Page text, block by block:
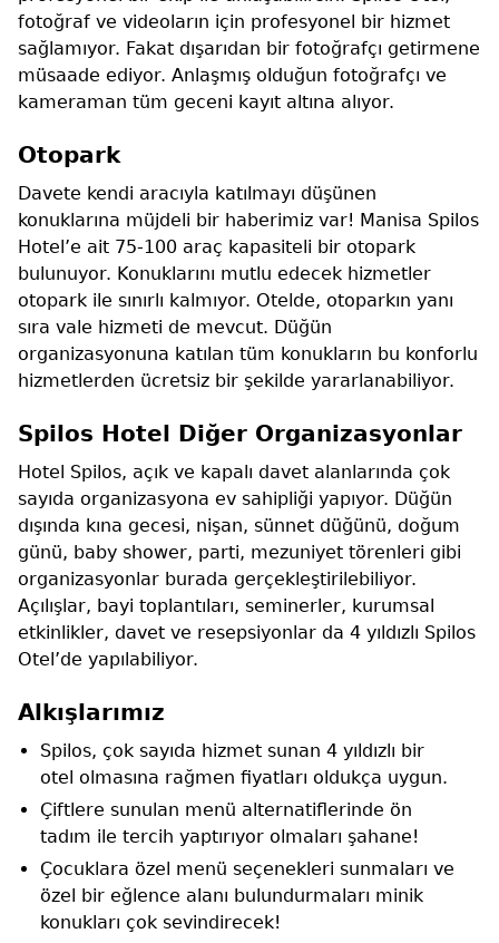
fotoğraf ve videoların için profesyonel bir hizmet
sağlamıyor. Fakat dışarıdan bir fotoğrafçı getirmene
müsaade ediyor. Anlaşmış olduğun fotoğrafçı ve
kameraman tüm geceni kayıt altına alıyor.
Otopark
Davete kendi aracıyla katılmayı düşünen
konuklarına müjdeli bir haberimiz var! Manisa Spilos
Hotel’e ait 75-100 araç kapasiteli bir otopark
bulunuyor. Konuklarını mutlu edecek hizmetler
otopark ile sınırlı kalmıyor. Otelde, otoparkın yanı
sıra vale hizmeti de mevcut. Düğün
organizasyonuna katılan tüm konukların bu konforlu
hizmetlerden ücretsiz bir şekilde yararlanabiliyor.
Spilos Hotel Diğer Organizasyonlar
Hotel Spilos, açık ve kapalı davet alanlarında çok
sayıda organizasyona ev sahipliği yapıyor. Düğün
dışında kına gecesi, nişan, sünnet düğünü, doğum
günü, baby shower, parti, mezuniyet törenleri gibi
organizasyonlar burada gerçekleştirilebiliyor.
Açılışlar, bayi toplantıları, seminerler, kurumsal
etkinlikler, davet ve resepsiyonlar da 4 yıldızlı Spilos
Otel’de yapılabiliyor.
Alkışlarımız
Spilos, çok sayıda hizmet sunan 4 yıldızlı bir
otel olmasına rağmen fiyatları oldukça uygun.
Çiftlere sunulan menü alternatiflerinde ön
tadım ile tercih yaptırıyor olmaları şahane!
Çocuklara özel menü seçenekleri sunmaları ve
özel bir eğlence alanı bulundurmaları minik
konukları çok sevindirecek!